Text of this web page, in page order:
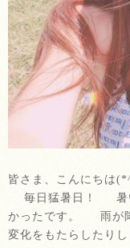
皆さま、こんにち
毎日猛暑日！ 暑
かったです。 雨が
変化をもたらしたり